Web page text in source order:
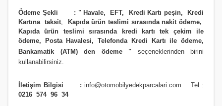
Ödeme Şekli : " Havale, EFT, Kredi Kartı peşin,
Kredi
Kartına taksit,
Kapıda ürün teslimi sırasında nakit ödeme,
Kapıda ürün teslimi sırasında kredi kartı tek çekim ile
ödeme, Posta Havalesi, Telefonda Kredi Kartı ile ödeme,
Bankamatik (ATM) den ödeme "
seçeneklerinden birini
kullanabilirsiniz.
İletişim Bilgisi : info@otomobilyedekparcalari.com Tel :
0216 574 96 34